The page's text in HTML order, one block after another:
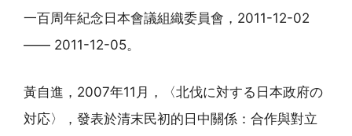
一百周年紀念日本會議組織委員會，2011-12-02
—— 2011-12-05。
黃自進，2007年11月，〈北伐に対する日本政府の
対応〉，發表於清末民初的日中關係：合作與對立